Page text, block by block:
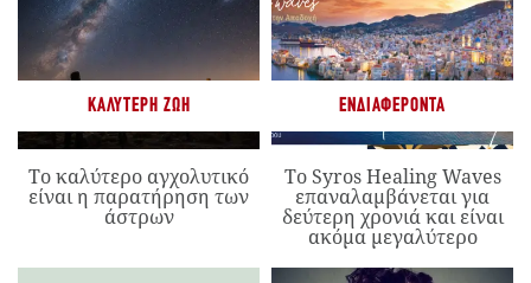
ΚΑΛΎΤΕΡΗ ΖΩΉ
Το καλύτερο αγχολυτικό
είναι η παρατήρηση των
άστρων
ΕΝΔΙΑΦΈΡΟΝΤΑ
Το Syros Healing Waves
επαναλαμβάνεται για
δεύτερη χρονιά και είναι
ακόμα μεγαλύτερο